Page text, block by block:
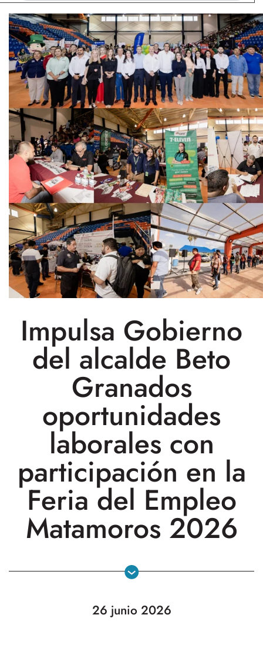
Impulsa Gobierno
del alcalde Beto
Granados
oportunidades
laborales con
participación en la
Feria del Empleo
Matamoros 2026
26 junio 2026